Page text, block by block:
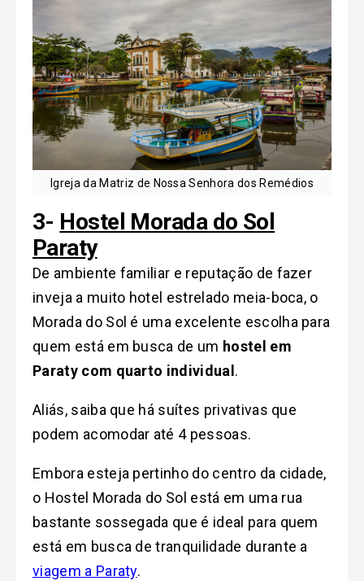
Igreja da Matriz de Nossa Senhora dos Remédios
3- Hostel Morada do Sol
Paraty
De ambiente familiar e reputação de fazer
inveja a muito hotel estrelado meia-boca, o
Morada do Sol é uma excelente escolha para
quem está em busca de um hostel em
Paraty com quarto individual .
Aliás, saiba que há suítes privativas que
podem acomodar até 4 pessoas.
Embora esteja pertinho do centro da cidade,
o Hostel Morada do Sol está em uma rua
bastante sossegada que é ideal para quem
está em busca de tranquilidade durante a
viagem a Paraty.